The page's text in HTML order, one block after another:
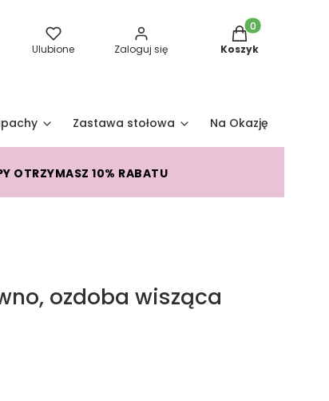
Ulubione Zaloguj się
Produkty w
Koszyk
Zastawa stołowa Na Okazję
OTRZYMASZ 10% RABATU
ozdoba wisząca